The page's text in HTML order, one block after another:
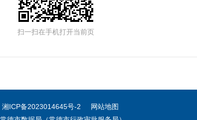
扫一扫在手机打开当前页
湘ICP备2023014645号-2
网站地图